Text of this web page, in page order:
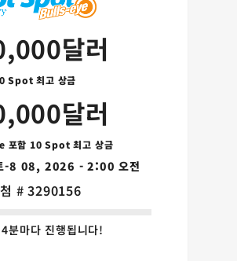
달러
Spot 최고 상금
달러
포함 10 Spot 최고 상금
-8 08, 2026 - 2:00 오전
# 3290156
분마다 진행됩니다!